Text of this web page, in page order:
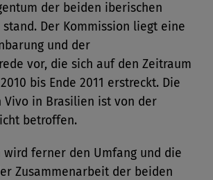
der beiden iberischen
Der Kommission liegt eine
und der
vor, die sich auf den Zeitraum
bis Ende 2011 erstreckt. Die
Vivo in Brasilien ist von der
betroffen.
wird ferner den Umfang und die
Zusammenarbeit der beiden